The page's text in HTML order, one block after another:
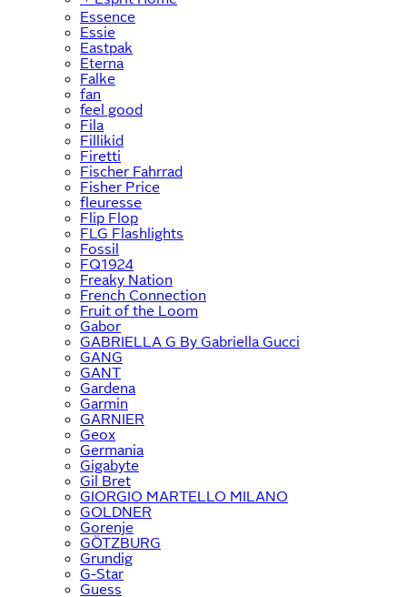
Essence
Essie
Eastpak
Eterna
Falke
fan
feel good
Fila
Fillikid
Firetti
Fischer Fahrrad
Fisher Price
fleuresse
Flip Flop
FLG Flashlights
Fossil
FQ1924
Freaky Nation
French Connection
Fruit of the Loom
Gabor
GABRIELLA G By Gabriella Gucci
GANG
GANT
Gardena
Garmin
GARNIER
Geox
Germania
Gigabyte
Gil Bret
GIORGIO MARTELLO MILANO
GOLDNER
Gorenje
GÖTZBURG
Grundig
G-Star
Guess